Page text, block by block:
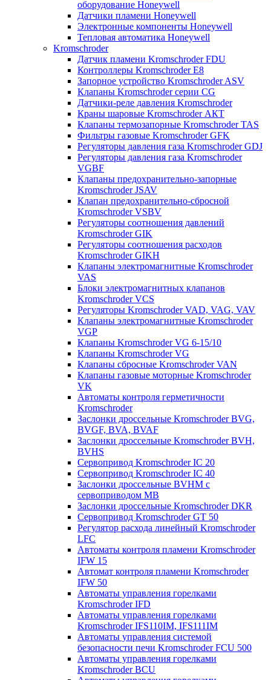
оборудование Honeywell
Датчики пламени Honeywell
Электронные компоненты Honeywell
Тепловая автоматика Honeywell
Kromschroder
Датчик пламени Kromschroder FDU
Контроллеры Kromschroder E8
Запорное устройство Kromschroder ASV
Клапаны Kromschroder серии CG
Датчики-реле давления Kromschroder
Краны шаровые Kromschroder АКТ
Клапаны термозапорные Kromschroder TAS
Фильтры газовые Kromschroder GFK
Регуляторы давления газа Kromschroder GDJ
Регуляторы давления газа Kromschroder
VGBF
Клапаны предохранительно-запорные
Kromschroder JSAV
Клапан предохранительно-сбросной
Kromschroder VSBV
Регуляторы соотношения давлений
Kromschroder GIK
Регуляторы соотношения расходов
Kromschroder GIKH
Клапаны электромагнитные Kromschroder
VAS
Блоки электромагнитных клапанов
Kromschroder VCS
Регуляторы Kromschroder VAD, VAG, VAV
Клапаны электромагнитные Kromschroder
VGP
Клапаны Kromschroder VG 6-15/10
Клапаны Kromschroder VG
Клапаны сбросные Kromschroder VAN
Клапаны газовые моторные Kromschroder
VK
Автоматы контроля герметичности
Kromschroder
Заслонки дроссельные Kromschroder BVG,
BVGF, BVA, BVAF
Заслонки дроссельные Kromschroder BVH,
BVHS
Сервопривод Kromschroder IC 20
Сервопривод Kromschroder IC 40
Заслонки дроссельные BVHM с
сервоприводом МВ
Заслонки дроссельные Kromschroder DKR
Cервопривод Kromschroder GT 50
Регулятор расхода линейный Kromschroder
LFC
Автоматы контроля пламени Kromschroder
IFW 15
Автомат контроля пламени Kromschroder
IFW 50
Автоматы управления горелками
Kromschroder IFD
Автоматы управления горелками
Kromschroder IFS110IM, IFS111IM
Автоматы управления системой
безопасности печи Kromschroder FCU 500
Автоматы управления горелками
Kromschroder BCU